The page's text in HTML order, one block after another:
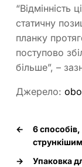
“Відмінність
статичну
планку
поступово
більше”, –
Джерело:
←
6
стрункішим
→
Упаковка